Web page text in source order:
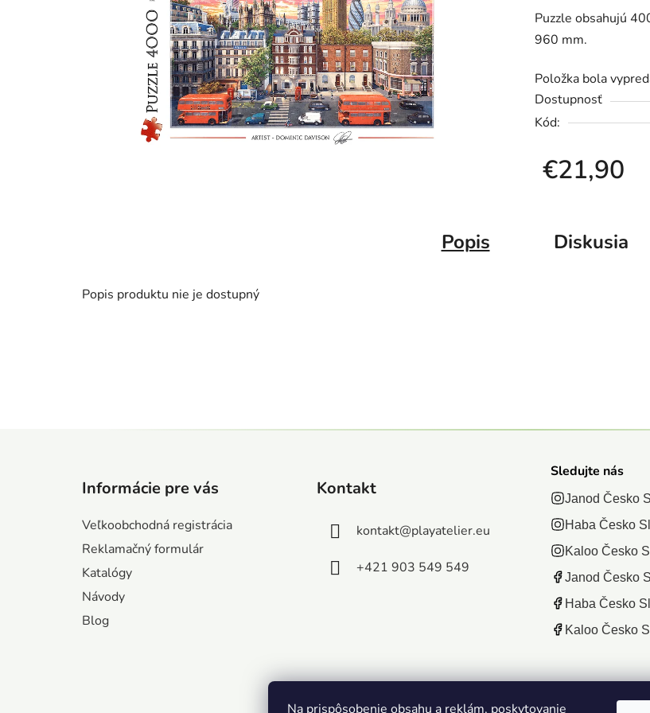
Na prispôsobenie obsahu a reklám, poskytovanie
je
0,0
5
hviezdičiek.
Puzzle obsahujú
960 mm.
Položka bola
Dostupnosť
Kód:
€21,90
Popis Diskusia
Popis produktu nie je dostupný
Informácie pre vás
Veľkoobchodná registrácia
Reklamačný formulár
Katalógy
Návody
Blog
Kontakt
kontakt@playatelier.eu
+421 903 549 549
Sledujte nás
Janod Česko
Haba Česko
Kaloo Česko
Janod Česko
Haba Česko
Kaloo Česko